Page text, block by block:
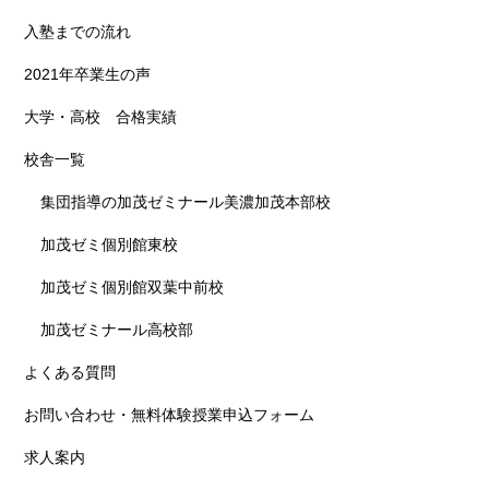
入塾までの流れ
2021年卒業生の声
大学・高校 合格実績
校舎一覧
集団指導の加茂ゼミナール美濃加茂本部校
加茂ゼミ個別館東校
加茂ゼミ個別館双葉中前校
加茂ゼミナール高校部
よくある質問
お問い合わせ・無料体験授業申込フォーム
求人案内